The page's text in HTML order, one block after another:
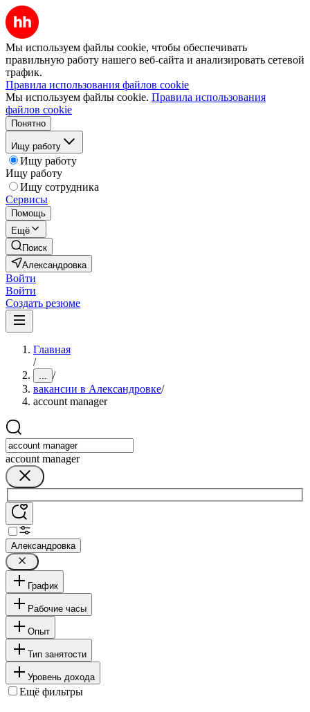
Мы используем файлы cookie, чтобы обеспечивать
правильную работу нашего веб-сайта и анализировать сетевой
трафик.
Правила использования файлов cookie
Мы используем файлы cookie. Правила использования
файлов cookie
Понятно
Ищу работу
Ищу работу
Ищу работу
Ищу сотрудника
Сервисы
Помощь
Ещё
Поиск
Александровка
Войти
Войти
Создать резюме
Главная
/
... /
вакансии в Александровке/
account manager
account manager
Александровка
График
Рабочие часы
Опыт
Тип занятости
Уровень дохода
Ещё фильтры